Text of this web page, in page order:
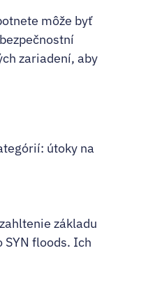
môže byť
zariadení, aby
útoky na
základu
floods. Ich